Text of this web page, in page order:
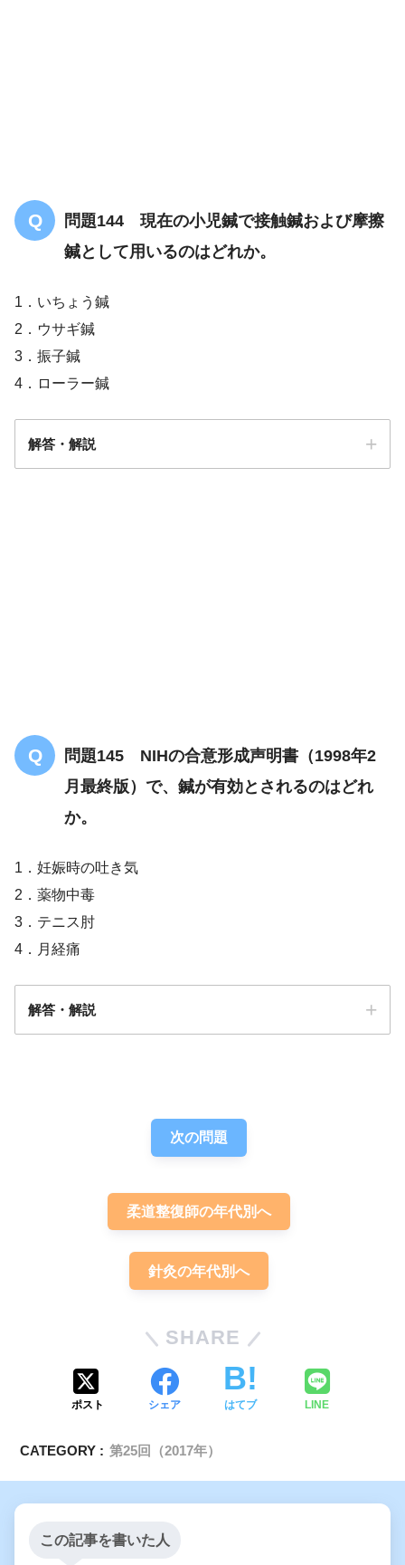
問題144 現在の小児鍼で接触鍼および摩擦
鍼として用いるのはどれか。
1．いちょう鍼
2．ウサギ鍼
3．振子鍼
4．ローラー鍼
解答・解説
問題145 NIHの合意形成声明書（1998年2
月最終版）で、鍼が有効とされるのはどれ
か。
1．妊娠時の吐き気
2．薬物中毒
3．テニス肘
4．月経痛
解答・解説
妊娠悪阻
次の問題
柔道整復師の年代別へ
針灸の年代別へ
SHARE
ポスト シェア はてブ LINE
CATEGORY : 第25回（2017年）
この記事を書いた人